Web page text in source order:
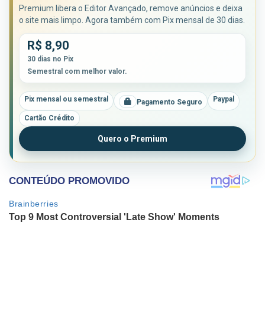
Premium libera o Editor Avançado, remove anúncios e deixa
o site mais limpo. Agora também com Pix mensal de 30 dias.
R$ 8,90
30 dias no Pix
Semestral com melhor valor.
Pix mensal ou semestral Pagamento Seguro Paypal
Cartão Crédito
Quero o Premium